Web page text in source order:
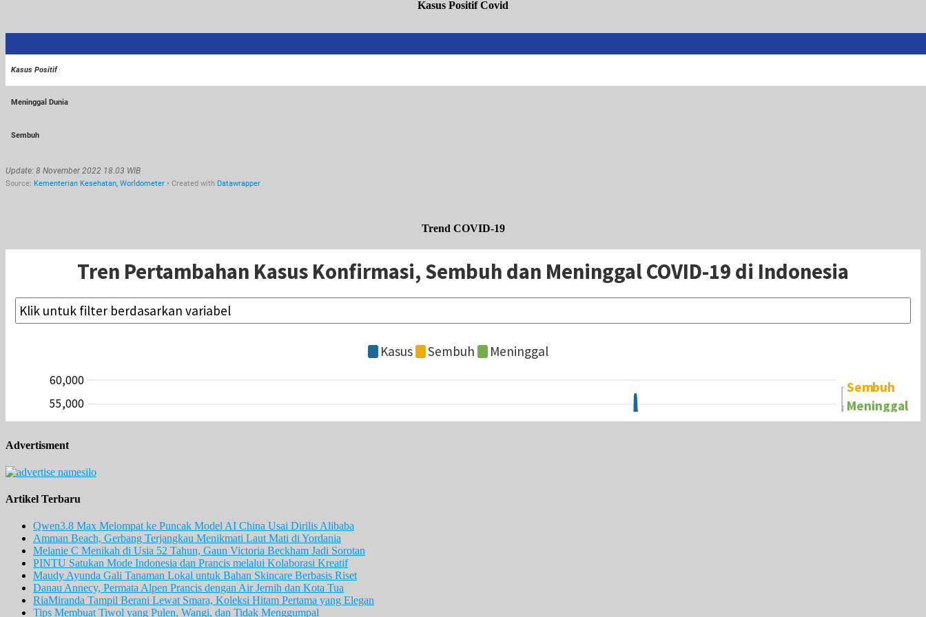
Kasus Positif Covid
Trend COVID-19
Advertisment
Artikel Terbaru
Qwen3.8 Max Melompat ke Puncak Model AI China Usai Dirilis Alibaba
Amman Beach, Gerbang Terjangkau Menikmati Laut Mati di Yordania
Melanie C Menikah di Usia 52 Tahun, Gaun Victoria Beckham Jadi Sorotan
PINTU Satukan Mode Indonesia dan Prancis melalui Kolaborasi Kreatif
Maudy Ayunda Gali Tanaman Lokal untuk Bahan Skincare Berbasis Riset
Danau Annecy, Permata Alpen Prancis dengan Air Jernih dan Kota Tua
RiaMiranda Tampil Berani Lewat Smara, Koleksi Hitam Pertama yang Elegan
Tips Membuat Tiwol yang Pulen, Wangi, dan Tidak Menggumpal